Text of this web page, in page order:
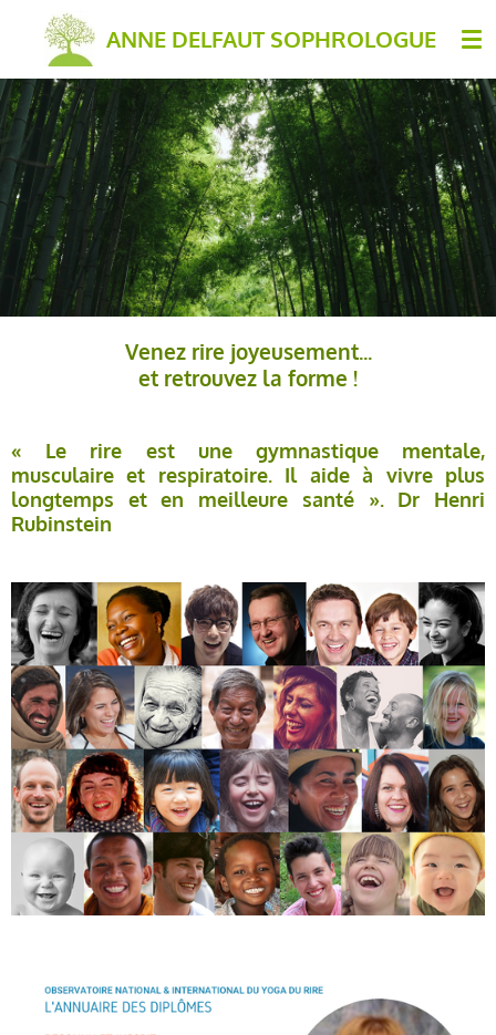
Passer
contenu
principal
ANNE DELFAUT SOPHROLOGUE
Venez rire joyeusement...
et retrouvez la forme !
« Le rire est une gymnastique mentale,
musculaire et respiratoire. Il aide à vivre plus
longtemps et en meilleure santé ». Dr Henri
Rubinstein